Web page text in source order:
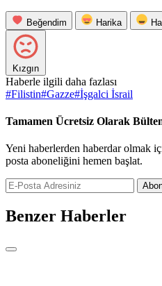
Beğendim Harika
Kızgın
Haberle ilgili daha fazlası
#Filistin#Gazze#İşgalci İsrail
Tamamen Ücretsiz Olarak
Yeni haberlerden haberdar olmak
posta aboneliğini hemen başlat.
Benzer Haberler